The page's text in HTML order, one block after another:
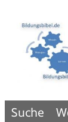
Inhalt
springen
Suche